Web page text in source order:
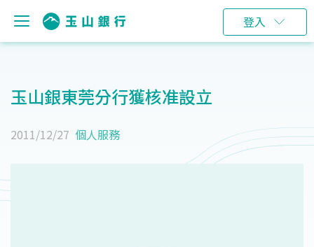
登入
玉山銀東莞分行獲核准設立
2011/12/27 個人服務